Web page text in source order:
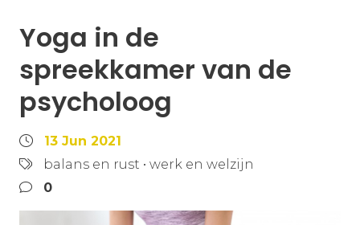
Yoga in de
spreekkamer van de
psycholoog
13 Jun 2021
balans en rust • werk en welzijn
0